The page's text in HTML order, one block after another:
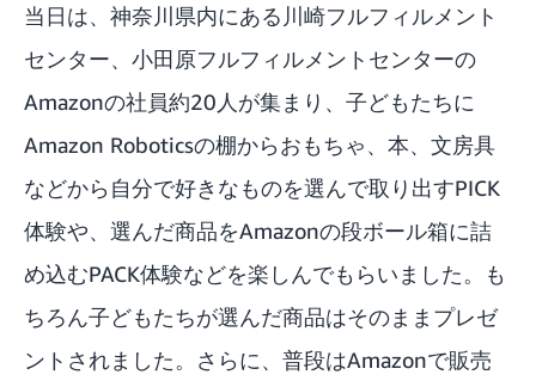
当日は、神奈川県内にある川崎フルフィルメント
センター、小田原フルフィルメントセンターの
Amazonの社員約20人が集まり、子どもたちに
Amazon Roboticsの棚からおもちゃ、本、文房具
などから自分で好きなものを選んで取り出すPICK
体験や、選んだ商品をAmazonの段ボール箱に詰
め込むPACK体験などを楽しんでもらいました。も
ちろん子どもたちが選んだ商品はそのままプレゼ
ントされました。さらに、普段はAmazonで販売